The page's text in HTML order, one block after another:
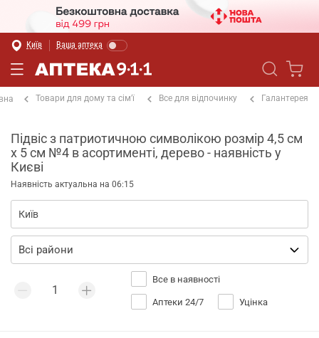
Київ Ваша аптека
Товари для дому та сім'ї Все для відпочинку Галантерея
Підвіс з патриотичною символікою розмір 4,5 см
х 5 см №4 в асортименті, дерево - наявність у
Києві
Наявність актуальна на 06:15
Все в наявності
Аптеки 24/7 Уцінка